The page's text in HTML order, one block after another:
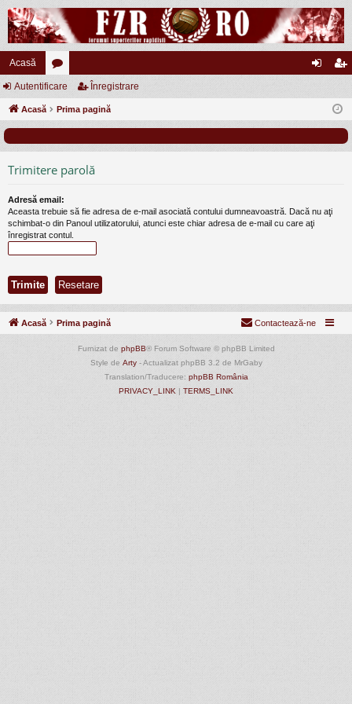
Acasă
or
u eg
Autentificare Înregistrare
Acasă Prima pagină
Trimitere parolă
Adresă email:
Aceasta trebuie să fie adresa de e-mail asociată contului dumneavoastră. Dacă nu aţi
schimbat-o din Panoul utilizatorului, atunci este chiar adresa de e-mail cu care aţi
înregistrat contul.
Acasă Prima pagină Contactează-ne
Furnizat de phpBB® Forum Software © phpBB Limited
Style de Arty- Actualizat phpBB 3.2 de MrGaby
Translation/Traducere: phpBB România
PRIVACY_LINK | TERMS_LINK